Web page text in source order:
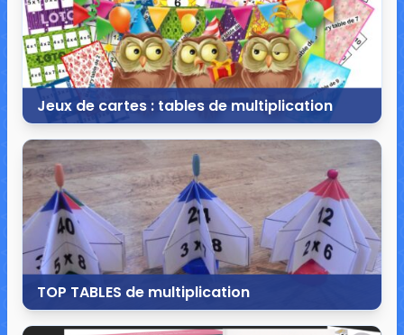
Jeux de cartes : tables de multiplication
7 mars 2020
13 commentaires
75 911 vues
TOP TABLES de multiplication
4 mars 2020